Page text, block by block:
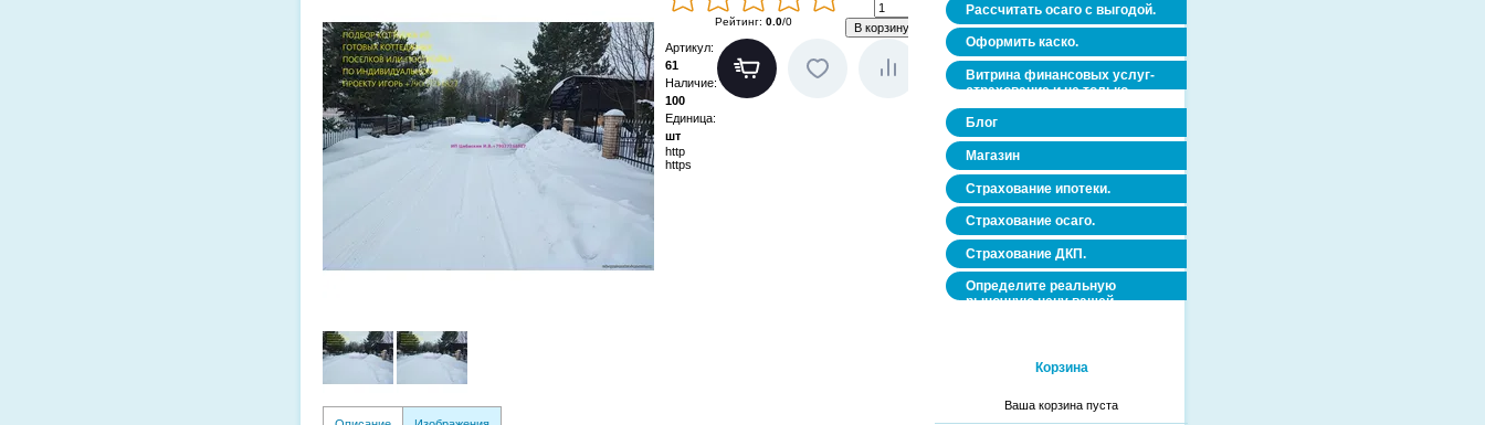
Рейтинг: 0.0/0
Артикул:
61
Наличие:
100
Единица:
шт
http
https
Рассчитать осаго с выгодой.
Оформить каско.
Витрина финансовых услуг-
страхование и не только.
Блог
Магазин
Страхование ипотеки.
Страхование осаго.
Страхование ДКП.
Определите реальную
рыночную цену вашей
Корзина
Ваша корзина пуста